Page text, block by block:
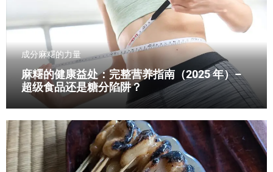
成分麻糬的力量
麻糬的健康益处：完整营养指南（2025 年）–
超级食品还是糖分陷阱？